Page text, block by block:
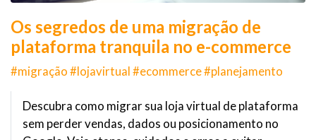
Os segredos de uma migração de
plataforma tranquila no e-commerce
#migração #lojavirtual #ecommerce #planejamento
Descubra como migrar sua loja virtual de plataforma
sem perder vendas, dados ou posicionamento no